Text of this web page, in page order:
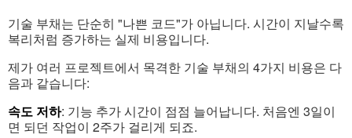
기술 부채는 단순히 "나쁜 코드"가 아닙니다. 시간이 지날수록
복리처럼 증가하는 실제 비용입니다.
제가 여러 프로젝트에서 목격한 기술 부채의 4가지 비용은 다
음과 같습니다:
속도 저하: 기능 추가 시간이 점점 늘어납니다. 처음엔 3일이
면 되던 작업이 2주가 걸리게 되죠.